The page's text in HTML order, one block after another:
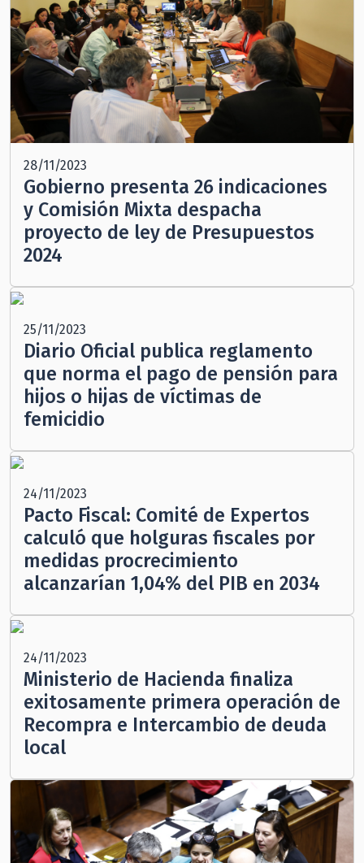
28/11/2023
Gobierno presenta 26 indicaciones
y Comisión Mixta despacha
proyecto de ley de Presupuestos
2024
25/11/2023
Diario Oficial publica reglamento
que norma el pago de pensión para
hijos o hijas de víctimas de
femicidio
24/11/2023
Pacto Fiscal: Comité de Expertos
calculó que holguras fiscales por
medidas procrecimiento
alcanzarían 1,04% del PIB en 2034
24/11/2023
Ministerio de Hacienda finaliza
exitosamente primera operación de
Recompra e Intercambio de deuda
local